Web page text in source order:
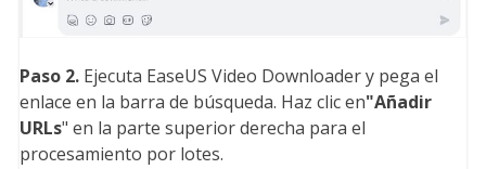
Paso 2. Ejecuta EaseUS Video Downloader y pega el
enlace en la barra de búsqueda. Haz clic en"Añadir
URLs" en la parte superior derecha para el
procesamiento por lotes.